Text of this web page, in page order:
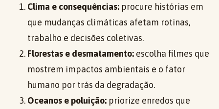
Clima e consequências: procure histórias em
que mudanças climáticas afetam rotinas,
trabalho e decisões coletivas.
Florestas e desmatamento: escolha filmes que
mostrem impactos ambientais e o fator
humano por trás da degradação.
Oceanos e poluição: priorize enredos que